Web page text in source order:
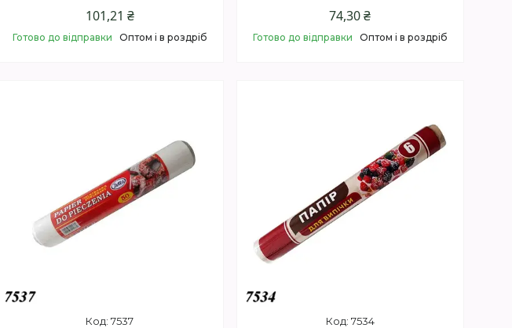
101,21 ₴
Готово до відправки Оптом і в роздріб
74,30 ₴
Готово до відправки Оптом і в роздріб
7537 7534